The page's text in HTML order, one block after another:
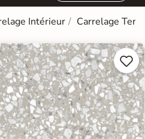
Intérieur Carrelage

